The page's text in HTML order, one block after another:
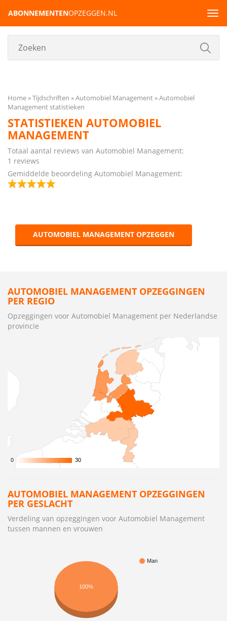
ABONNEMENTENOPZEGGEN.NL
Home Tijdschriften Automobiel Management
Automobiel
Management statistieken
STATISTIEKEN AUTOMOBIEL
MANAGEMENT
Totaal aantal reviews van Automobiel Management:
1 reviews
Gemiddelde beoordeling Automobiel Management:
AUTOMOBIEL MANAGEMENT OPZEGGEN
AUTOMOBIEL MANAGEMENT OPZEGGINGEN
PER REGIO
Opzeggingen voor Automobiel Management per Nederlandse
provincie
0
0 30
30
AUTOMOBIEL MANAGEMENT OPZEGGINGEN
PER GESLACHT
Verdeling van opzeggingen voor Automobiel Management
tussen mannen en vrouwen
Man
100%